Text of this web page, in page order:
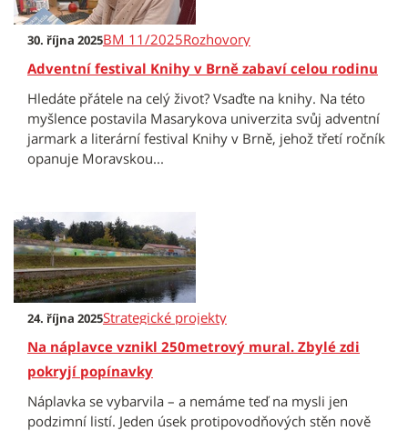
30. října 2025BM 11/2025Rozhovory
Adventní festival Knihy v Brně zabaví celou rodinu
Hledáte přátele na celý život? Vsaďte na knihy. Na této
myšlence postavila Masarykova univerzita svůj adventní
jarmark a literární festival Knihy v Brně, jehož třetí ročník
opanuje Moravskou...
24. října 2025Strategické projekty
Na náplavce vznikl 250metrový mural. Zbylé zdi
pokryjí popínavky
Náplavka se vybarvila – a nemáme teď na mysli jen
podzimní listí. Jeden úsek protipovodňových stěn nově